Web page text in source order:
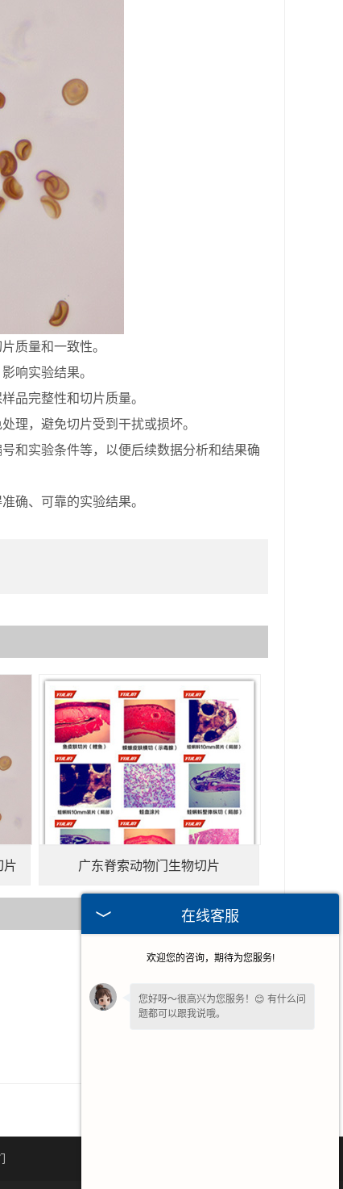
质量和一致性。
响实验结果。
品完整性和切片质量。
，避免切片受到干扰或损坏。
实验条件等，以便后续数据分析和结果确
确、可靠的实验结果。
片 广东脊索动物门生物切片
2026-06-25
在线客服
欢迎您的咨询，期待为您服务!
您好呀～很高兴为您服务！😊 有什么问
题都可以跟我说哦。